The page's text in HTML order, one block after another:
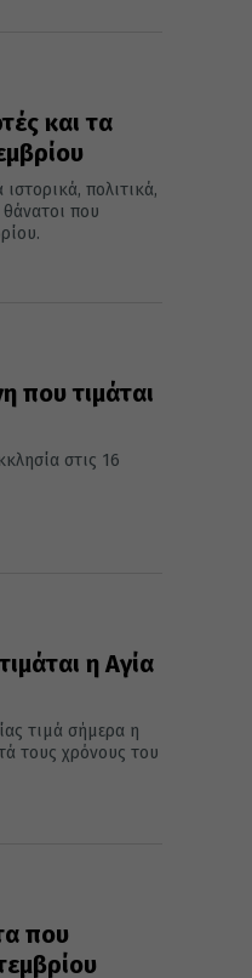
και τα
πολιτικά,
θάνατοι που
που τιμάται
στις 16
η Αγία
τιμά σήμερα η
τους χρόνους του
που